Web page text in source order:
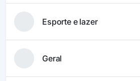
Esporte e lazer
Geral